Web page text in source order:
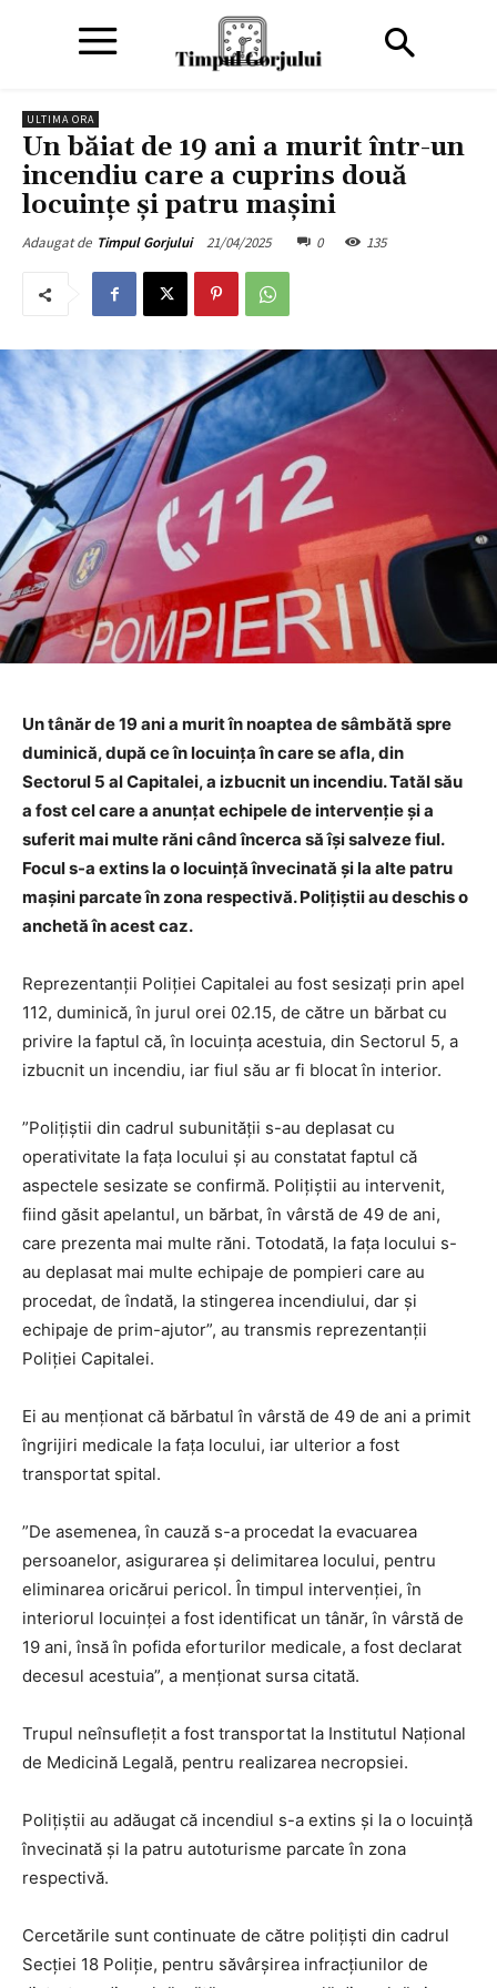
ULTIMA ORA
Un băiat de 19 ani a murit într-un
incendiu care a cuprins două
locuințe și patru mașini
Adaugat de Timpul Gorjului 21/04/2025 0 135
Un tânăr de 19 ani a murit în noaptea de sâmbătă spre
duminică, după ce în locuinţa în care se afla, din
Sectorul 5 al Capitalei, a izbucnit un incendiu. Tatăl său
a fost cel care a anunţat echipele de intervenţie şi a
suferit mai multe răni când încerca să îşi salveze fiul.
Focul s-a extins la o locuinţă învecinată şi la alte patru
maşini parcate în zona respectivă. Poliţiştii au deschis o
anchetă în acest caz.
Reprezentanţii Poliţiei Capitalei au fost sesizaţi prin apel
112, duminică, în jurul orei 02.15, de către un bărbat cu
privire la faptul că, în locuinţa acestuia, din Sectorul 5, a
izbucnit un incendiu, iar fiul său ar fi blocat în interior.
”Poliţiştii din cadrul subunităţii s-au deplasat cu
operativitate la faţa locului şi au constatat faptul că
aspectele sesizate se confirmă. Poliţiştii au intervenit,
fiind găsit apelantul, un bărbat, în vârstă de 49 de ani,
care prezenta mai multe răni. Totodată, la faţa locului s-
au deplasat mai multe echipaje de pompieri care au
procedat, de îndată, la stingerea incendiului, dar şi
echipaje de prim-ajutor”, au transmis reprezentanţii
Poliţiei Capitalei.
Ei au menţionat că bărbatul în vârstă de 49 de ani a primit
îngrijiri medicale la faţa locului, iar ulterior a fost
transportat spital.
”De asemenea, în cauză s-a procedat la evacuarea
persoanelor, asigurarea şi delimitarea locului, pentru
eliminarea oricărui pericol. În timpul intervenţiei, în
interiorul locuinţei a fost identificat un tânăr, în vârstă de
19 ani, însă în pofida eforturilor medicale, a fost declarat
decesul acestuia”, a menţionat sursa citată.
Trupul neînsufleţit a fost transportat la Institutul Naţional
de Medicină Legală, pentru realizarea necropsiei.
Poliţiştii au adăugat că incendiul s-a extins şi la o locuinţă
învecinată şi la patru autoturisme parcate în zona
respectivă.
Cercetările sunt continuate de către poliţişti din cadrul
Secţiei 18 Poliţie, pentru săvârşirea infracţiunilor de